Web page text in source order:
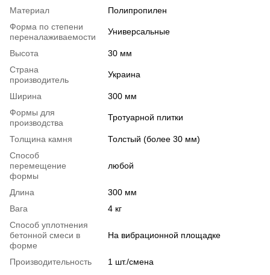
Материал
Полипропилен
Форма по степени
переналаживаемости
Универсальные
Высота
30 мм
Страна
производитель
Украина
Ширина
300 мм
Формы для
производства
Тротуарной плитки
Толщина камня
Толстый (более 30 мм)
Способ
перемещение
формы
любой
Длина
300 мм
Вага
4 кг
Способ уплотнения
бетонной смеси в
форме
На вибрационной площадке
Производительность
1 шт./смена